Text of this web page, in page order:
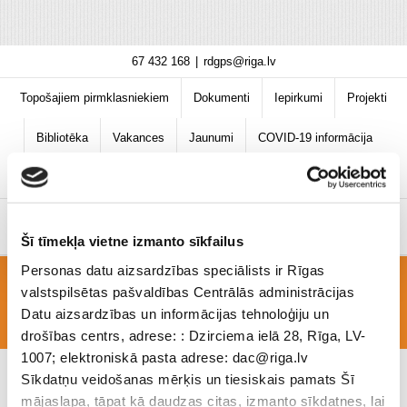
Šī tīmekļa vietne izmanto sīkfailus
Personas datu aizsardzības speciālists ir Rīgas
valstspilsētas pašvaldības Centrālās administrācijas
Datu aizsardzības un informācijas tehnoloģiju un
drošības centrs, adrese: : Dzirciema ielā 28, Rīga, LV-
1007; elektroniskā pasta adrese: dac@riga.lv
Sīkdatņu veidošanas mērķis un tiesiskais pamats Šī
mājaslapa, tāpat kā daudzas citas, izmanto sīkdatnes, lai
content
67 432 168 rdgps@riga.lv
Topošajiem pirmklasniekiem Dokumenti Iepirkumi Projekti
Bibliotēka Vakances Jaunumi COVID-19 informācija
EDk_5-9_2019_30.9-4.Oktobris